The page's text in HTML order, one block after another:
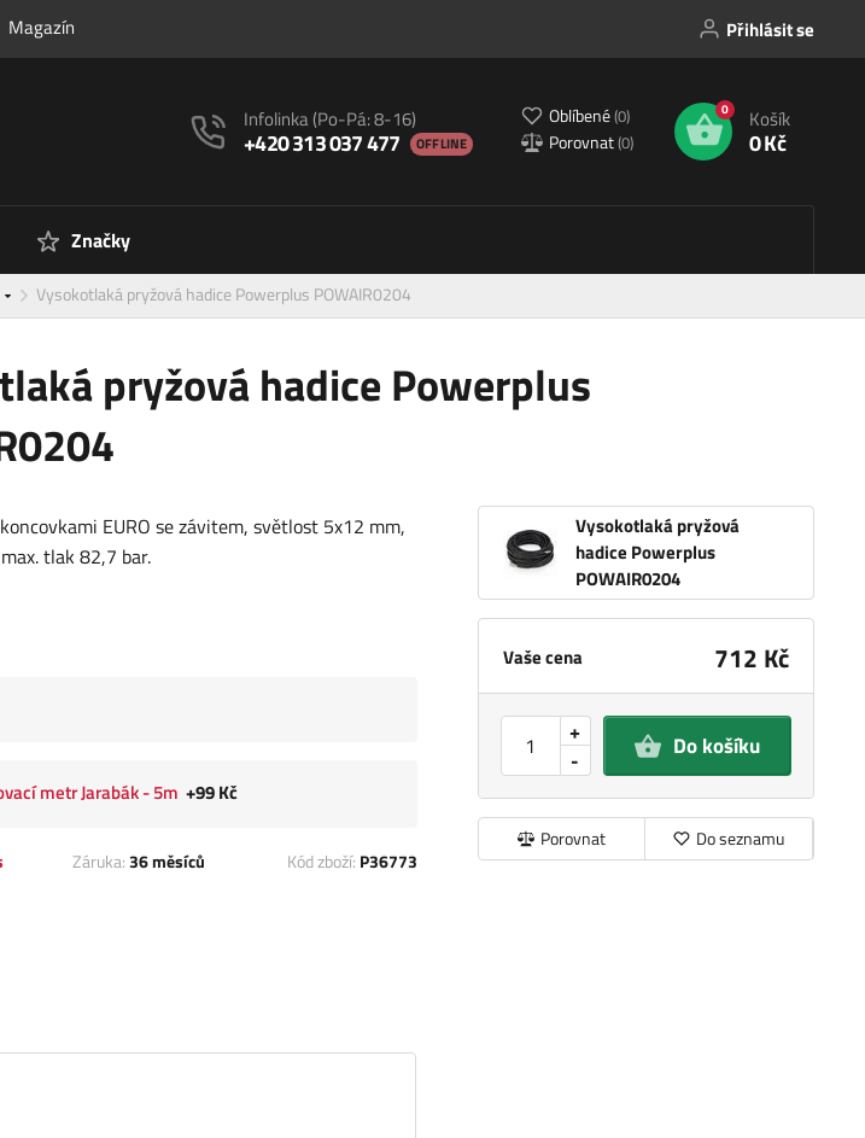
Magazín Přihlásit se
Infolinka(Po-Pá: 8-16)
+420 313 037 477 OFFLINE
Oblíbené(0)
Porovnat(0)
0 Košík
0 Kč
Značky
Vysokotlaká pryžová hadice Powerplus POWAIR0204
pryžová hadice Powerplus
Vysokotlaká pryžová
hadice Powerplus
POWAIR0204
Vaše cena 712 Kč
-
+ Do košíku
Porovnat Do seznamu
EURO se závitem, světlost 5x12 mm,
tlak 82,7 bar.
metr Jarabák - 5m +99 Kč
Záruka:36 měsíců Kód zboží: P36773